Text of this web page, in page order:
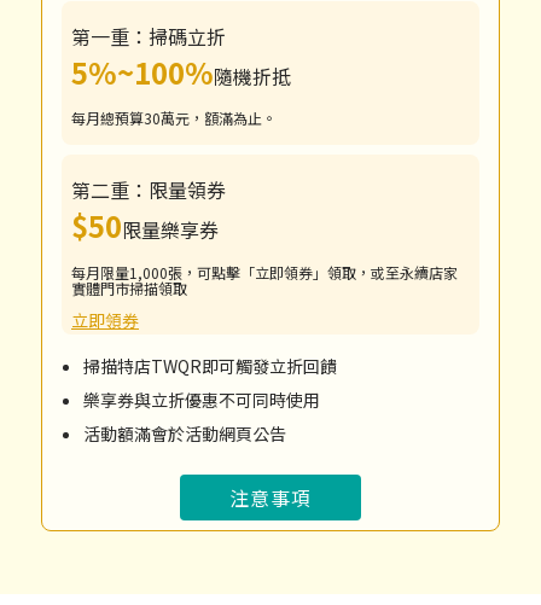
第一重：掃碼立折
5%~100%隨機折抵
每月總預算30萬元，額滿為止。
第二重：限量領券
$50限量樂享券
每月限量1,000張，可點擊「立即領券」領取，或至永續店家
實體門市掃描領取
立即領券
掃描特店TWQR即可觸發立折回饋
樂享券與立折優惠不可同時使用
活動額滿會於活動網頁公告
注意事項